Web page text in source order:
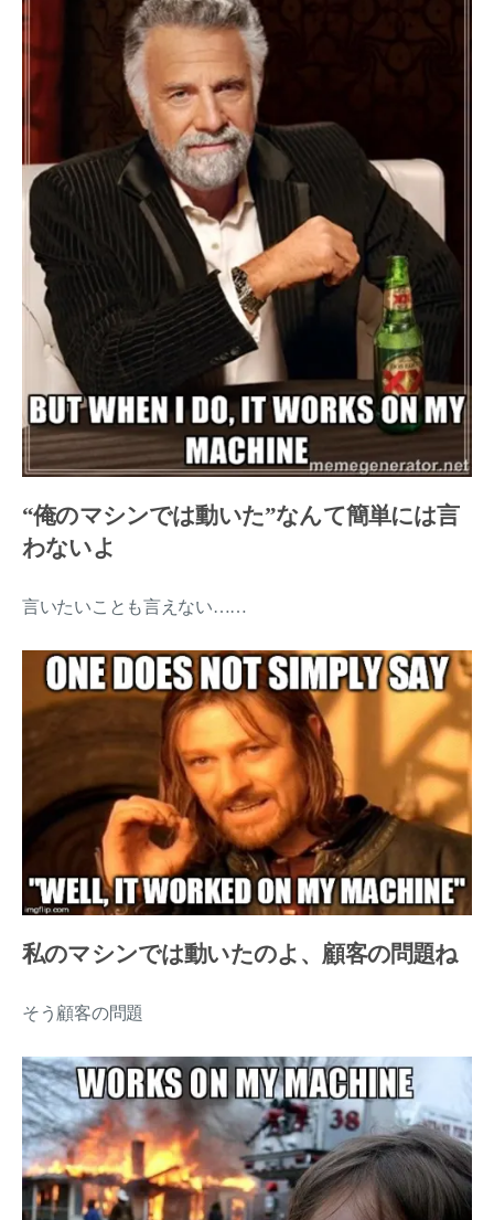
“俺のマシンでは動いた”なんて簡単には言
わないよ
言いたいことも言えない……
私のマシンでは動いたのよ、顧客の問題ね
そう顧客の問題